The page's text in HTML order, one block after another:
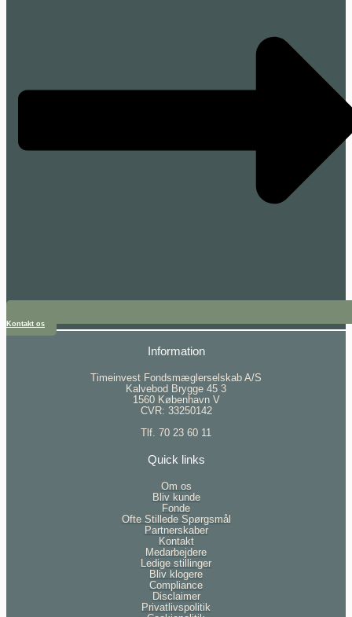
Kontakt os
Information
Timeinvest Fondsmæglerselskab A/S
Kalvebod Brygge 45 3
1560 København V
CVR: 33250142
Tlf. 70 23 60 11
Quick links
Om os
Bliv kunde
Fonde
Ofte Stillede Spørgsmål
Partnerskaber
Kontakt
Medarbejdere
Ledige stillinger
Bliv klogere
Compliance
Disclaimer
Privatlivspolitik